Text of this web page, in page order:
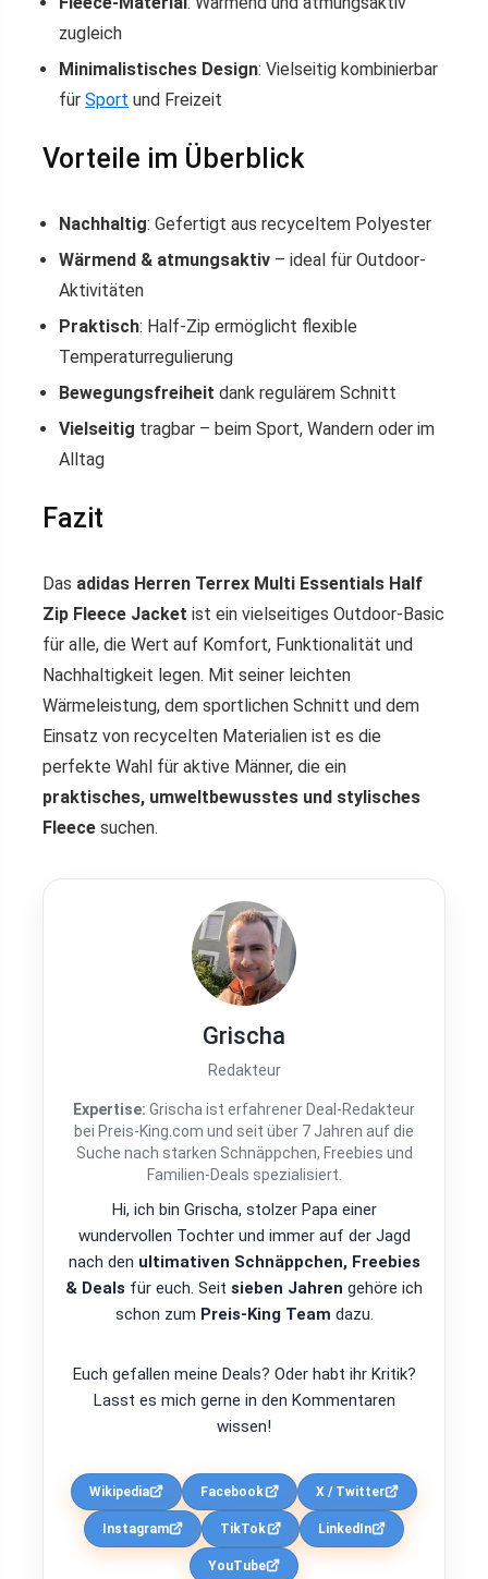
zugleich
Minimalistisches Design: Vielseitig kombinierbar
für Sport und Freizeit
Vorteile im Überblick
Nachhaltig: Gefertigt aus recyceltem Polyester
Wärmend & atmungsaktiv – ideal für Outdoor-
Aktivitäten
Praktisch: Half-Zip ermöglicht flexible
Temperaturregulierung
Bewegungsfreiheit dank regulärem Schnitt
Vielseitig tragbar – beim Sport, Wandern oder im
Alltag
Fazit
Das adidas Herren Terrex Multi Essentials Half
Zip Fleece Jacket ist ein vielseitiges Outdoor-Basic
für alle, die Wert auf Komfort, Funktionalität und
Nachhaltigkeit legen. Mit seiner leichten
Wärmeleistung, dem sportlichen Schnitt und dem
Einsatz von recycelten Materialien ist es die
perfekte Wahl für aktive Männer, die ein
praktisches, umweltbewusstes und stylisches
Fleece suchen.
Grischa
Redakteur
Expertise: Grischa ist erfahrener Deal-Redakteur
bei Preis-King.com und seit über 7 Jahren auf die
Suche nach starken Schnäppchen, Freebies und
Familien-Deals spezialisiert.
Hi, ich bin Grischa, stolzer Papa einer
wundervollen Tochter und immer auf der Jagd
nach den ultimativen Schnäppchen, Freebies
& Deals für euch. Seit sieben Jahren gehöre ich
schon zum Preis-King Team dazu.
Euch gefallen meine Deals? Oder habt ihr Kritik?
Lasst es mich gerne in den Kommentaren
wissen!
Wikipedia Facebook X / Twitter
Instagram TikTok LinkedIn
YouTube